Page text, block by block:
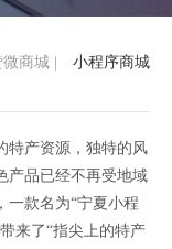
小程序商城
商城
特产资源，独特的风
产品已经不再受地域
一款名为“宁夏小程
来了“指尖上的特产